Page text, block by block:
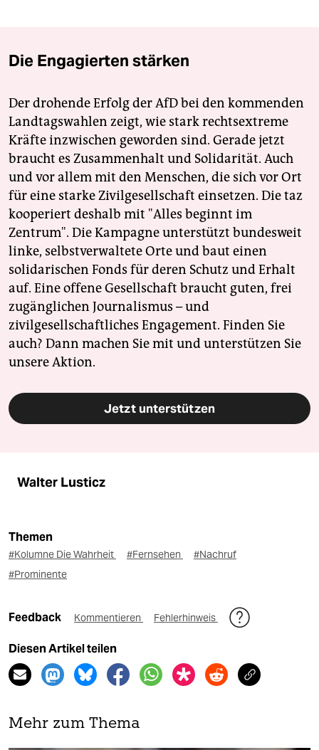
Die Engagierten stärken
Der drohende Erfolg der AfD bei den kommenden
Landtagswahlen zeigt, wie stark rechtsextreme
Kräfte inzwischen geworden sind. Gerade jetzt
braucht es Zusammenhalt und Solidarität. Auch
und vor allem mit den Menschen, die sich vor Ort
für eine starke Zivilgesellschaft einsetzen. Die taz
kooperiert deshalb mit "Alles beginnt im
Zentrum". Die Kampagne unterstützt bundesweit
linke, selbstverwaltete Orte und baut einen
solidarischen Fonds für deren Schutz und Erhalt
auf. Eine offene Gesellschaft braucht guten, frei
zugänglichen Journalismus – und
zivilgesellschaftliches Engagement. Finden Sie
auch? Dann machen Sie mit und unterstützen Sie
unsere Aktion.
Jetzt unterstützen
Walter Lusticz
Themen
#Kolumne Die Wahrheit #Fernsehen
#Nachruf
#Prominente
Feedback Kommentieren Fehlerhinweis
Diesen Artikel teilen
Mehr zum Thema